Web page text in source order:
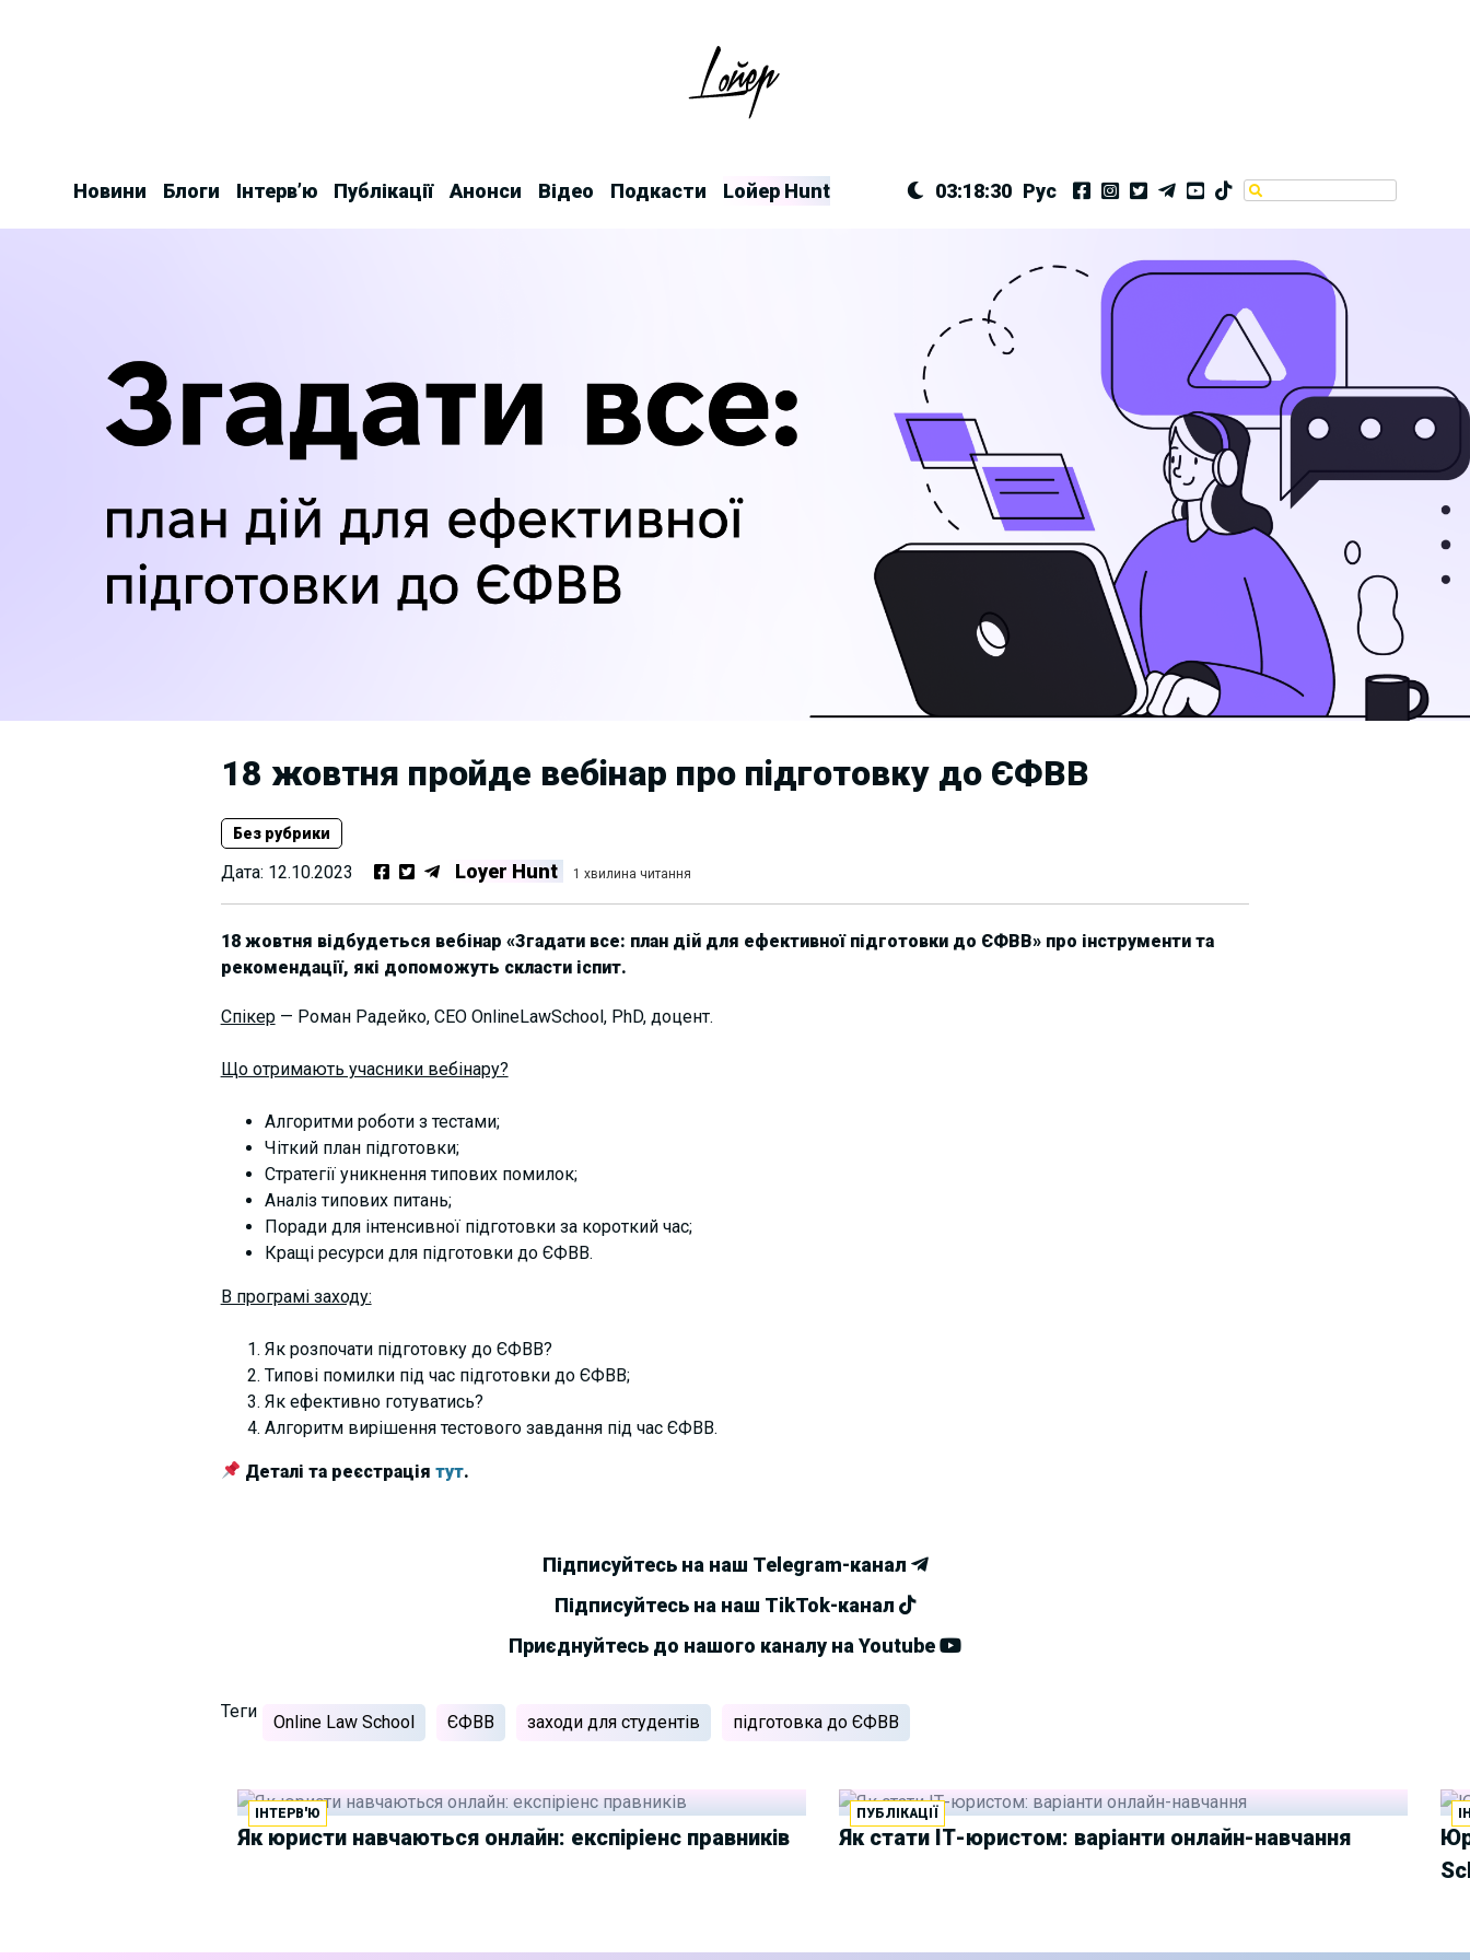
Новини Блоги Інтерв’ю Публікації Анонси Відео Подкасти Lойер Hunt 03:18:30 Рус
18 жовтня пройде вебінар про підготовку до ЄФВВ
Без рубрики
Дата: 12.10.2023 Loyer Hunt 1 хвилина читання
18 жовтня відбудеться вебінар «Згадати все: план дій для ефективної підготовки до ЄФВВ» про інструменти та
рекомендації, які допоможуть скласти іспит.
Спікер— Роман Радейко, СEO OnlineLawSchool, PhD, доцент.
Що отримають учасники вебінару?
Алгоритми роботи з тестами;
Чіткий план підготовки;
Стратегії уникнення типових помилок;
Аналіз типових питань;
Поради для інтенсивної підготовки за короткий час;
Кращі ресурси для підготовки до ЄФВВ.
В програмі заходу:
Як розпочати підготовку до ЄФВВ?
Типові помилки під час підготовки до ЄФВВ;
Як ефективно готуватись?
Алгоритм вирішення тестового завдання під час ЄФВВ.
Деталі та реєстрація тут.
Підписуйтесь на наш Telegram-канал
Підписуйтесь на наш TikTok-канал
Приєднуйтесь до нашого каналу на Youtube
Теги
Online Law School ЄФВВ заходи для студентів підготовка до ЄФВВ
ІНТЕРВ'Ю
Як юристи навчаються онлайн: експіріенс правників
ПУБЛІКАЦІЇ
Як стати ІТ-юристом: варіанти онлайн-навчання